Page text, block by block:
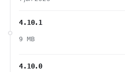
4.10.1
9 MB
4.10.0